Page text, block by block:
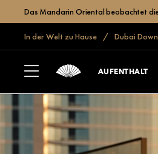
Das Mandarin Oriental beobachtet
In der Welt zu Hause Dubai
AUFENTHALT